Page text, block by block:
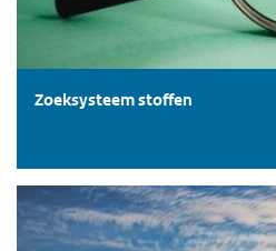
Zoeksysteem stoffen
Zeer Zorgwekkende Stoffen